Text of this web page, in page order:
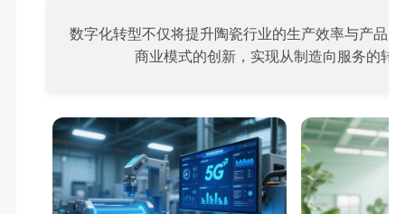
数字化转型不仅将提升陶瓷行业的生产效率与产品
商业模式的创新，实现从制造向服务的转